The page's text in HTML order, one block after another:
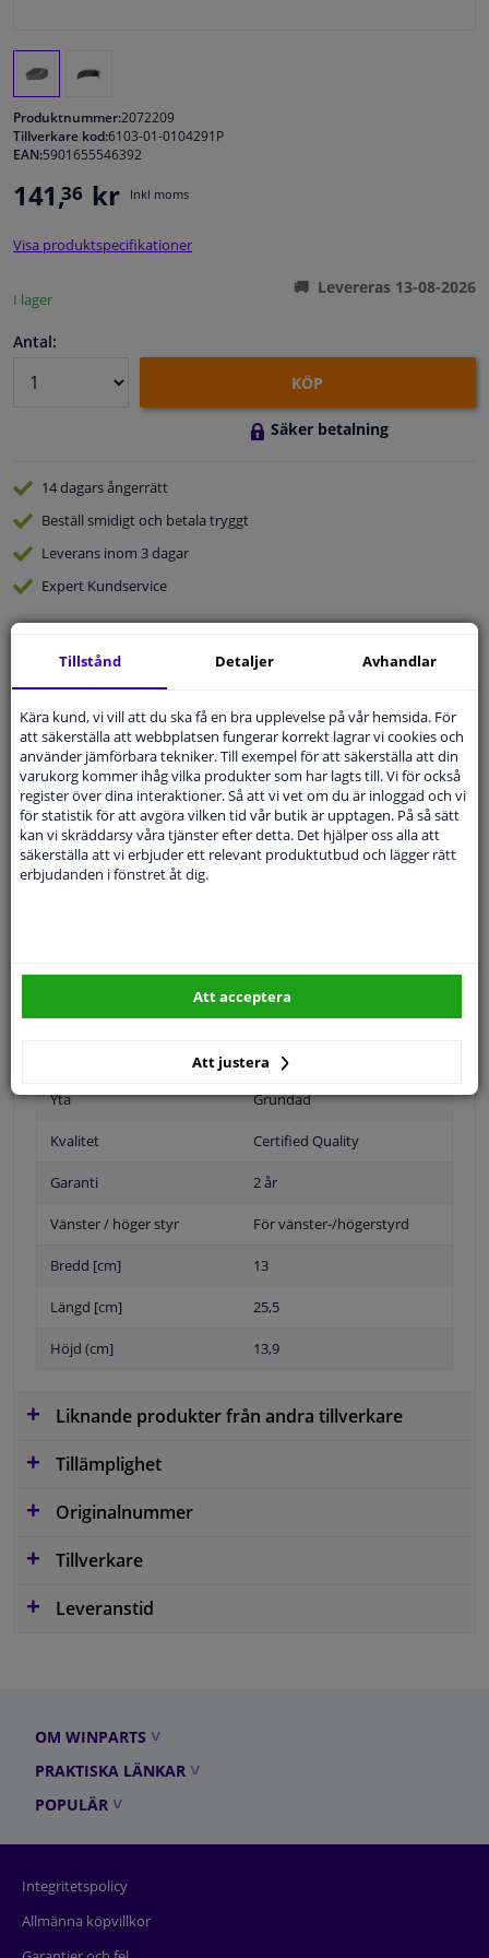
Fönster & Tillbehör
Bilvård & Tillbehör
Sensorer & Elsystem
Produktnummer:2072209
Tillverkare kod:6103-01-0104291P
EAN:5901655546392
141,36 kr Inkl moms
Visa produktspecifikationer
I lager
Levereras 13-08-2026
Antal:
KÖP
Säker betalning
14 dagarsångerrätt
Beställ smidigt och betala tryggt
Leverans inom 3 dagar
Expert Kundservice
Kundservice:
Inte Tillgänglig Via Telefon
Ställ din fråga hos våra produktspecialister.
Frågor Och Svar
Modellmatchande garanti, Hitta rätt bildelar.
Fyll i ditt registreringsnummerellerVälj din bil.
Vänster, förarens sida
Yta Grundad
Kvalitet Certified Quality
Garanti 2 år
Vänster / höger styr För vänster-/högerstyrd
Bredd [cm] 13
Längd [cm] 25,5
Höjd (cm] 13,9
Liknande produkter från andra tillverkare
Tillämplighet
Originalnummer
Tillverkare
Leveranstid
OM WINPARTS
PRAKTISKA LÄNKAR
POPULÄR
Integritetspolicy
Allmänna köpvillkor
Tillstånd Detaljer Avhandlar
Kära kund, vi vill att du ska få en bra upplevelse på vår hemsida. För
att säkerställa att webbplatsen fungerar korrekt lagrar vi cookies och
använder jämförbara tekniker. Till exempel för att säkerställa att din
varukorg kommer ihåg vilka produkter som har lagts till. Vi för också
register över dina interaktioner. Så att vi vet om du är inloggad och vi
för statistik för att avgöra vilken tid vår butik är upptagen. På så sätt
kan vi skräddarsy våra tjänster efter detta. Det hjälper oss alla att
säkerställa att vi erbjuder ett relevant produktutbud och lägger rätt
erbjudanden i fönstret åt dig.
Att justera
Att acceptera